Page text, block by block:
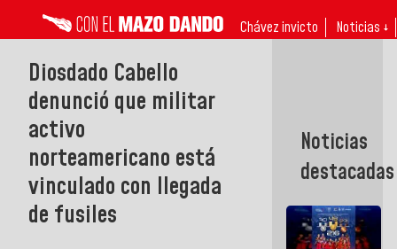
Chávez invicto Noticias ↓
Diosdado Cabello
denunció que militar
activo
norteamericano está
vinculado con llegada
de fusiles
Noticias
destacadas